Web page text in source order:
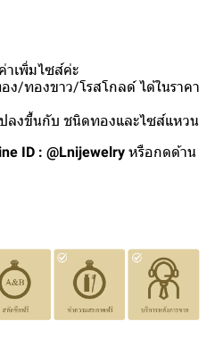
าเพิ่มไซส์ค่ะ
ง/ทองขาว/โรสโกลด์ ได้ในราคา
ลงขึ้นกับ ชนิดทองและไซส์แหวน
ID : @Lnijewelry หรือกดด้าน